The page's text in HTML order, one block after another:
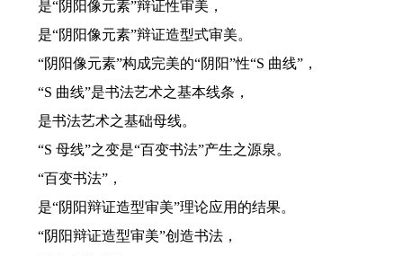
是“阴阳像元素”辩证性审美，
是“阴阳像元素”辩证造型式审美。
“阴阳像元素”构成完美的“阴阳”性“S 曲线”，
“S 曲线”是书法艺术之基本线条，
是书法艺术之基础母线。
“S 母线”之变是“百变书法”产生之源泉。
“百变书法”，
是“阴阳辩证造型审美”理论应用的结果。
“阴阳辩证造型审美”创造书法，